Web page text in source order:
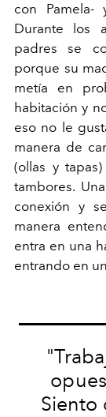
con
Durante los
padres se
porque su
metía en
habitación y
eso no le
manera de
(ollas y
tambores.
conexión y
manera
entra en una
entrando en
Siento